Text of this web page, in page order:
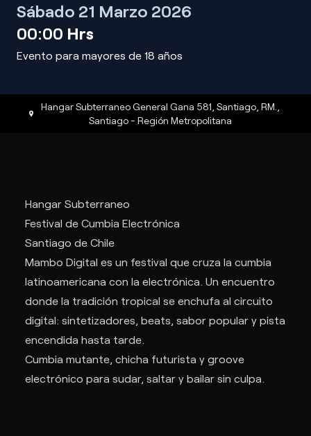
Sábado 21 Marzo 2026
00:00 Hrs
Evento para mayores de 18 años
Hangar Subterraneo General Gana 581, Santiago, RM.
Santiago-Región Metropolitana
Hangar Subterraneo
Festival de Cumbia Electrónica
Santiago de Chile
Mambo Digital es un festival que cruza la cumbia
latinoamericana con la electrónica. Un encuentro
donde la tradición tropical se enchufa al circuito
digital: sintetizadores, beats, sabor popular y pista
encendida hasta tarde.
Cumbia mutante, chicha futurista y groove
electrónico para sudar, saltar y bailar sin culpa.